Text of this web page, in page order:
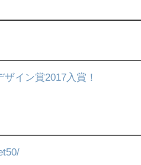
イン賞2017入賞！